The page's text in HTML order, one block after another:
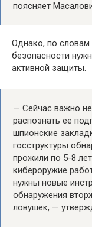
поясняет
Однако, по словам
безопасности
активной защиты.
— Сейчас важно
распознать ее
шпионские
госструктуры
прожили по 5-8
кибероружие
нужны новые
обнаружения
ловушек, —